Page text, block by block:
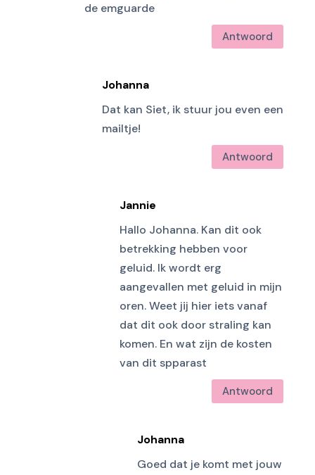
de emguarde
Antwoord
Johanna
Dat kan Siet, ik stuur jou even een
mailtje!
Antwoord
Jannie
Hallo Johanna. Kan dit ook
betrekking hebben voor
geluid. Ik wordt erg
aangevallen met geluid in mijn
oren. Weet jij hier iets vanaf
dat dit ook door straling kan
komen. En wat zijn de kosten
van dit spparast
Antwoord
Johanna
Goed dat je komt met jouw